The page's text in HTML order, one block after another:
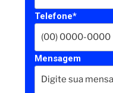
Telefone*
Mensagem